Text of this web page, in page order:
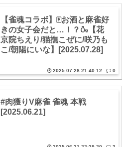
【雀魂コラボ】🀄️お酒と麻雀好
きの女子会だと…！？🍶【花
京院ちえり/猫撫こぜに/咲乃も
こ/朝陽にいな】[2025.07.28]
2025.07.28 21:40.12 0
#肉獲りV麻雀 雀魂 本戦
[2025.06.21]